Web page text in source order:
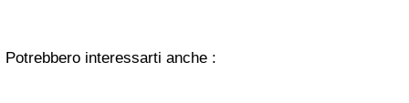
Potrebbero interessarti anche :